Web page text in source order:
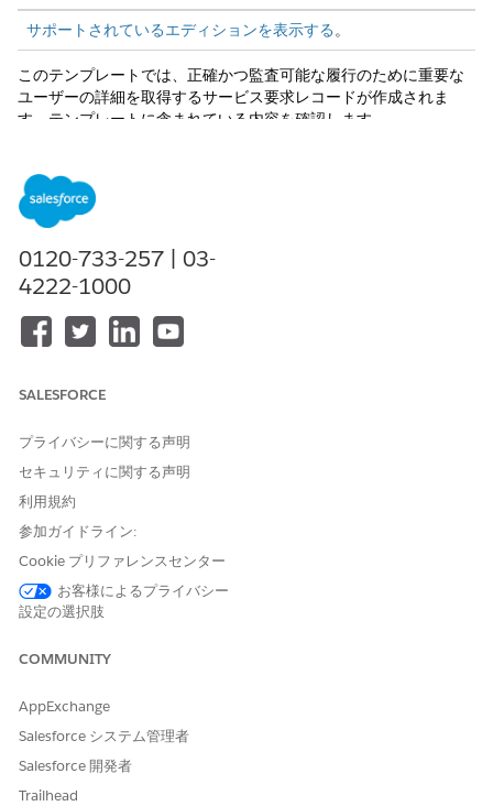
サポートされているエディションを表示する。
このテンプレートでは、正確かつ監査可能な履行のために重要な
ユーザーの詳細を取得するサービス要求レコードが作成されま
す。テンプレートに含まれている内容を確認します。
このテンプレートの受入フォームでは、従業員から目標 ID、ケー
ス発生源、件名の詳細を取得します。
履行と統合
QuickBooks Online コネクタを介して事前設定されたインテグレ
ーションが含まれています。Flow Builder では、カスタム承認パ
この記事で問題は解決されましたか?
0120-733-257 | 03-
4222-1000
SALESFORCE
プライバシーに関する声明
セキュリティに関する声明
利用規約
参加ガイドライン:
Cookie プリファレンスセンター
お客様によるプライバシー
設定の選択肢
COMMUNITY
AppExchange
Salesforce システム管理者
Salesforce 開発者
Trailhead